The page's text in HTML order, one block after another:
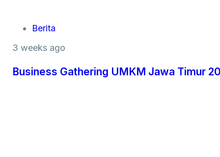
Berita
3 weeks ago
Business Gathering UMKM Jawa Timur